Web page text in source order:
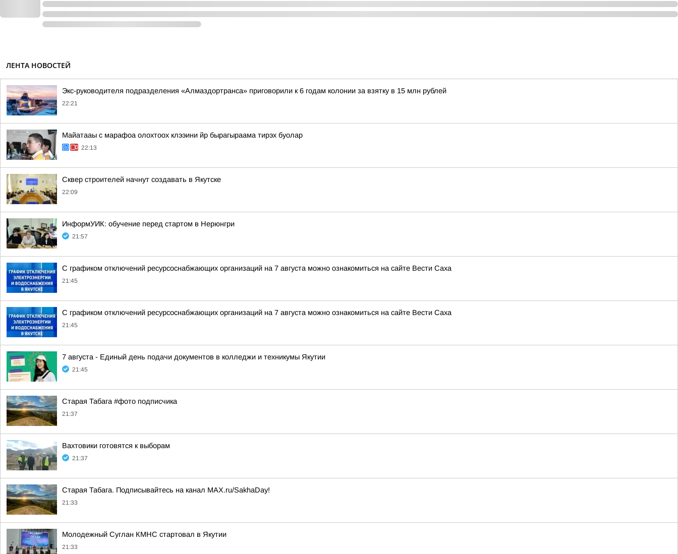
ЛЕНТА НОВОСТЕЙ
Экс-руководителя подразделения «Алмаздортранса» приговорили к 6 годам колонии за взятку в 15 млн рублей
22:21
Майатааы с марафоа олохтоох клээини йр бырагыраама тирэх буолар
22:13
Сквер строителей начнут создавать в Якутске
22:09
ИнформУИК: обучение перед стартом в Нерюнгри
21:57
С графиком отключений ресурсоснабжающих организаций на 7 августа можно ознакомиться на сайте Вести Саха
21:45
С графиком отключений ресурсоснабжающих организаций на 7 августа можно ознакомиться на сайте Вести Саха
21:45
7 августа - Единый день подачи документов в колледжи и техникумы Якутии
21:45
Старая Табага #фото подписчика
21:37
Вахтовики готовятся к выборам
21:37
Старая Табага. Подписывайтесь на канал MAX.ru/SakhaDay!
21:33
Молодежный Суглан КМНС стартовал в Якутии
21:33